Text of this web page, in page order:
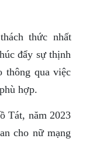
thức nhất
đẩy sự thịnh
thông qua việc
hợp.
Tát, năm 2023
cho nữ mạng